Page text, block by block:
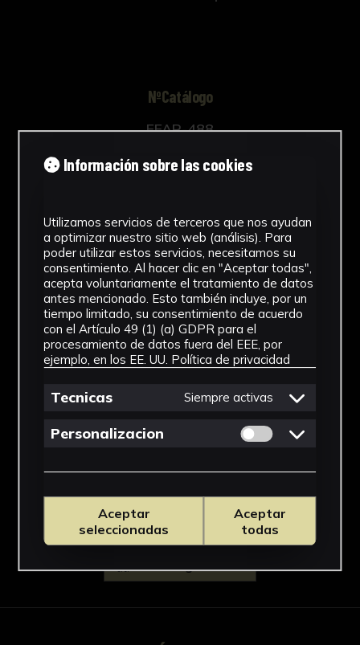
Farmacia de Sevilla (Tesis doctoral inédita,
NºCatálogo
FFAR-488
Tipología
Cronología
SF
Materiales
Vidrio
Ubicación
Facultad de Farmacia
Ver más
Descargar Ficha
Información sobre las cookies
Utilizamos servicios de terceros que nos ayudan
a optimizar nuestro sitio web (análisis). Para
poder utilizar estos servicios, necesitamos su
consentimiento. Al hacer clic en "Aceptar todas",
acepta voluntariamente el tratamiento de datos
antes mencionado. Esto también incluye, por un
tiempo limitado, su consentimiento de acuerdo
con el Artículo 49 (1) (a) GDPR para el
procesamiento de datos fuera del EEE, por
ejemplo, en los EE. UU. Política de privacidad
Tecnicas Siempre activas
Personalizacion Permitir cookies
Aceptar
seleccionadas
Aceptar
todas